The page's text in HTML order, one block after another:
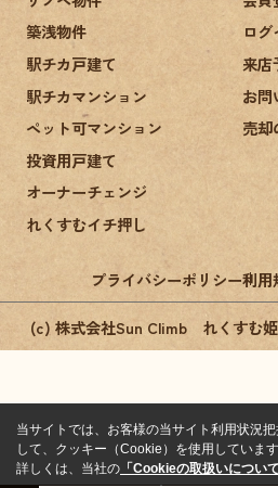
築浅物件
駅チカ戸建て
駅チカマンション
ペット可マンション
投資用戸建て
オーナーチェンジ
れくすむイチ押し
ログ
来店
お問
売却
プライバシーポリシー利用
(c) 株式会社Sun Climb れくすむ
当サイトでは、お客様の当サイト利用状況
して、クッキー（Cookie）を使用しています
詳しくは、当社の 「Cookieの取扱いについて